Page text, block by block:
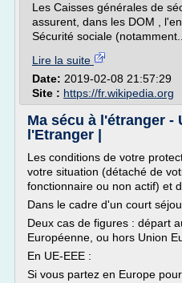
Les Caisses générales de
assurent, dans les DOM ,
Sécurité sociale (notamment...
Lire la suite
Date: 2019-02-08 21:57:29
Site : https://fr.wikipedia.org
Ma sécu à l'étranger -
l'Etranger |
Les conditions de votre
votre situation (détaché de
fonctionnaire ou non actif) et
Dans le cadre d'un court
Deux cas de figures : départ
Européenne, ou hors Union
En UE-EEE :
Si vous partez en Europe